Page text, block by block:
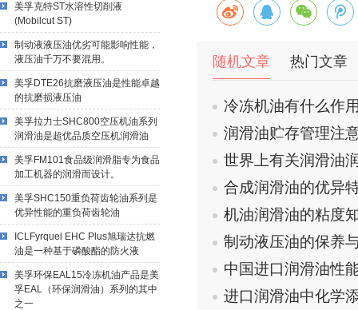
美孚克特ST水溶性切削液
(Mobilcut ST)
制动液液压油优劣可能影响性能，
液压油千万不要混用。
美孚DTE26抗磨液压油是性能卓越
的抗磨损液压油
美孚拉力士SHC800空压机油系列
润滑油是超优品质空压机润滑油
美孚FM101食品级润滑脂专为食品
加工机器的润滑而设计。
美孚SHC150重负荷齿轮油系列是
优异性能的重负荷齿轮油
ICLFyrquel EHC Plus旭瑞达抗燃
油是一种基于磷酸酯的防火液
美孚环保EAL15冷冻机油产品是美
孚EAL（环保润滑油）系列的其中
之一
随机文章 热门文章
冷冻机油有什么作
润滑油贮存管理注
世界上有关润滑油
合成润滑油的优异
机油润滑油的粘度
制动液压油的保养
中国进口润滑油性
进口润滑油中化学